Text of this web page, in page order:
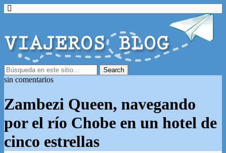
sin comentarios
Zambezi Queen, navegando
por el río Chobe en un hotel de
cinco estrellas